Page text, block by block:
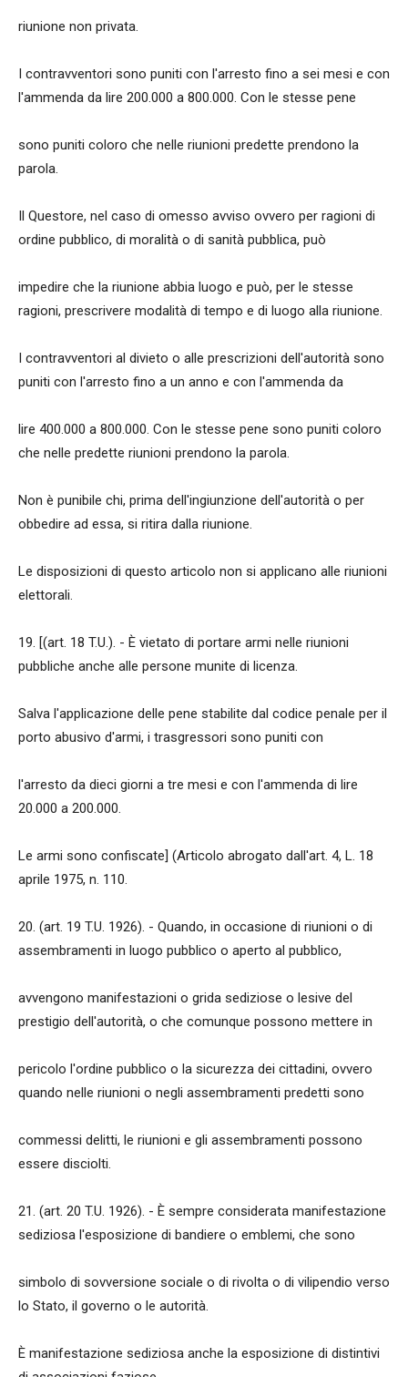
riunione non privata.
I contravventori sono puniti con l'arresto fino a sei mesi e con
l'ammenda da lire 200.000 a 800.000. Con le stesse pene
sono puniti coloro che nelle riunioni predette prendono la
parola.
Il Questore, nel caso di omesso avviso ovvero per ragioni di
ordine pubblico, di moralità o di sanità pubblica, può
impedire che la riunione abbia luogo e può, per le stesse
ragioni, prescrivere modalità di tempo e di luogo alla riunione.
I contravventori al divieto o alle prescrizioni dell'autorità sono
puniti con l'arresto fino a un anno e con l'ammenda da
lire 400.000 a 800.000. Con le stesse pene sono puniti coloro
che nelle predette riunioni prendono la parola.
Non è punibile chi, prima dell'ingiunzione dell'autorità o per
obbedire ad essa, si ritira dalla riunione.
Le disposizioni di questo articolo non si applicano alle riunioni
elettorali.
19. [(art. 18 T.U.). - È vietato di portare armi nelle riunioni
pubbliche anche alle persone munite di licenza.
Salva l'applicazione delle pene stabilite dal codice penale per il
porto abusivo d'armi, i trasgressori sono puniti con
l'arresto da dieci giorni a tre mesi e con l'ammenda di lire
20.000 a 200.000.
Le armi sono confiscate] (Articolo abrogato dall'art. 4, L. 18
aprile 1975, n. 110.
20. (art. 19 T.U. 1926). - Quando, in occasione di riunioni o di
assembramenti in luogo pubblico o aperto al pubblico,
avvengono manifestazioni o grida sediziose o lesive del
prestigio dell'autorità, o che comunque possono mettere in
pericolo l'ordine pubblico o la sicurezza dei cittadini, ovvero
quando nelle riunioni o negli assembramenti predetti sono
commessi delitti, le riunioni e gli assembramenti possono
essere disciolti.
21. (art. 20 T.U. 1926). - È sempre considerata manifestazione
sediziosa l'esposizione di bandiere o emblemi, che sono
simbolo di sovversione sociale o di rivolta o di vilipendio verso
lo Stato, il governo o le autorità.
È manifestazione sediziosa anche la esposizione di distintivi